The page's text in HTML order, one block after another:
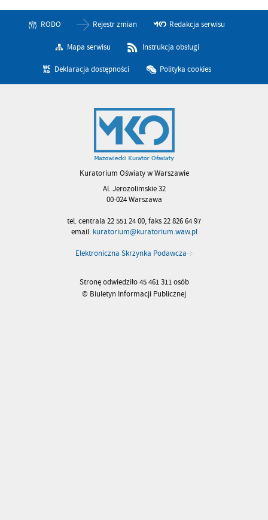
RODO Rejestr zmian Redakcja serwisu
Mapa serwisu Instrukcja obsługi
Deklaracja dostępności Polityka cookies
Kuratorium Oświaty w Warszawie
Al. Jerozolimskie 32
00-024 Warszawa
tel. centrala 22 551 24 00, faks 22 826 64 97
email: kuratorium@kuratorium.waw.pl
Elektroniczna Skrzynka Podawcza
Stronę odwiedziło 45 461 311 osób
© Biuletyn Informacji Publicznej